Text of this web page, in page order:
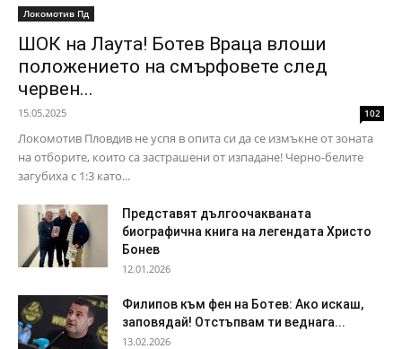
Локомотив Пд
ШОК на Лаута! Ботев Враца влоши
положението на смърфовете след
червен...
15.05.2025 102
Локомотив Пловдив не успя в опита си да се измъкне от зоната
на отборите, които са застрашени от изпадане! Черно-белите
загубиха с 1:3 като...
Представят дългоочакваната
биографична книга на легендата Христо
Бонев
12.01.2026
Филипов към фен на Ботев: Ако искаш,
заповядай! Отстъпвам ти веднага...
13.02.2026